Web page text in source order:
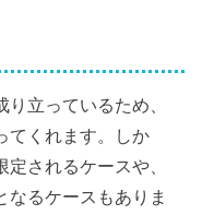
立っているため、
てくれます。しか
されるケースや、
なるケースもありま